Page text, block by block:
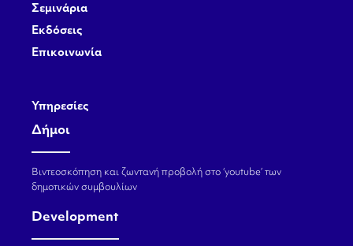
Σεμινάρια
Εκδόσεις
Επικοινωνία
Υπηρεσίες
Δήμοι
Βιντεοσκόπηση και ζωντανή προβολή στο ‘youtube’ των
δημοτικών συμβουλίων
Development